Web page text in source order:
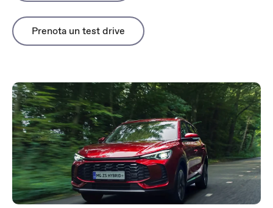
Prenota un test drive